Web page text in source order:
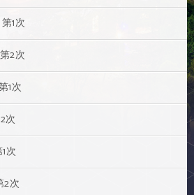
1次
2次
1次
次
次
2次